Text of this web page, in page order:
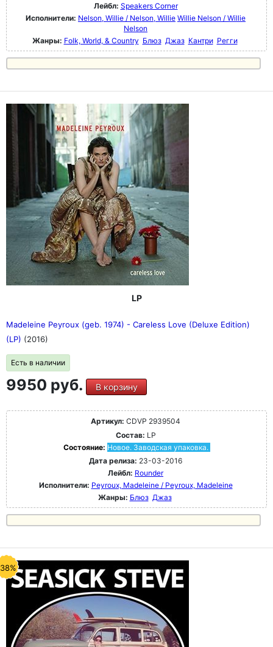
Лейбл: Speakers Corner
Исполнители: Nelson, Willie / Nelson, Willie Willie Nelson / Willie
Nelson
Жанры: Folk, World, & Country Блюз Джаз Кантри Регги
LP
Madeleine Peyroux (geb. 1974) - Careless Love (Deluxe Edition)
(LP) (2016)
Есть в наличии
9950 руб. В корзину
Артикул: CDVP 2939504
Состав: LP
Состояние: Новое. Заводская упаковка.
Дата релиза: 23-03-2016
Лейбл: Rounder
Исполнители: Peyroux, Madeleine / Peyroux, Madeleine
Жанры: Блюз Джаз